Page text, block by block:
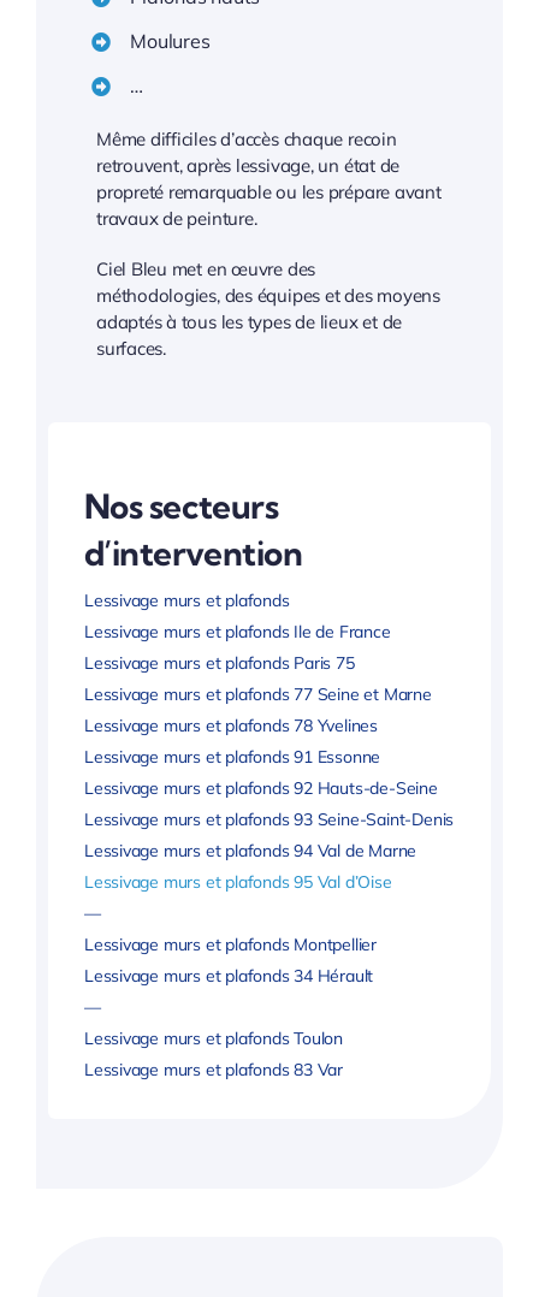
Moulures
…
Même difficiles d’accès chaque recoin
retrouvent, après lessivage, un état de
propreté remarquable ou les prépare avant
travaux de peinture.
Ciel Bleu met en œuvre des
méthodologies, des équipes et des moyens
adaptés à tous les types de lieux et de
surfaces.
Nos secteurs
d’intervention
Lessivage murs et plafonds
Lessivage murs et plafonds Ile de France
Lessivage murs et plafonds Paris 75
Lessivage murs et plafonds 77 Seine et Marne
Lessivage murs et plafonds 78 Yvelines
Lessivage murs et plafonds 91 Essonne
Lessivage murs et plafonds 92 Hauts-de-Seine
Lessivage murs et plafonds 93 Seine-Saint-Denis
Lessivage murs et plafonds 94 Val de Marne
Lessivage murs et plafonds 95 Val d’Oise
—
Lessivage murs et plafonds Montpellier
Lessivage murs et plafonds 34 Hérault
—
Lessivage murs et plafonds Toulon
Lessivage murs et plafonds 83 Var